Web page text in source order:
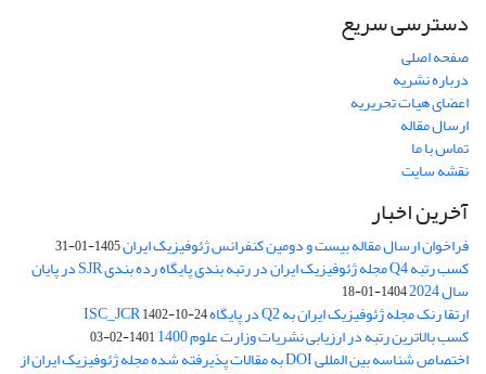
دسترسی سریع
صفحه اصلی
درباره نشریه
اعضای هیات تحریریه
ارسال مقاله
تماس با ما
نقشه سایت
آخرین اخبار
فراخوان ارسال مقاله بیست و دومین کنفرانس ژئوفیزیک ایران1405-01-31
کسب رتبه Q4 مجله ژئوفیزیک ایران در رتبه بندی پایگاه رده بندی SJR در پایان
سال 2024 1404-01-18
ارتقا رنک مجله ژئوفیزیک ایران به Q2 در پایگاه ISC_JCR 1402-10-24
کسب بالاترین رتبه در ارزیابی نشریات وزارت علوم 1400 1401-02-03
اختصاص شناسه بین المللی DOI به مقالات پذیرفته شده مجله ژئوفیزیک ایران از